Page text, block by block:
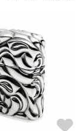
セール商品